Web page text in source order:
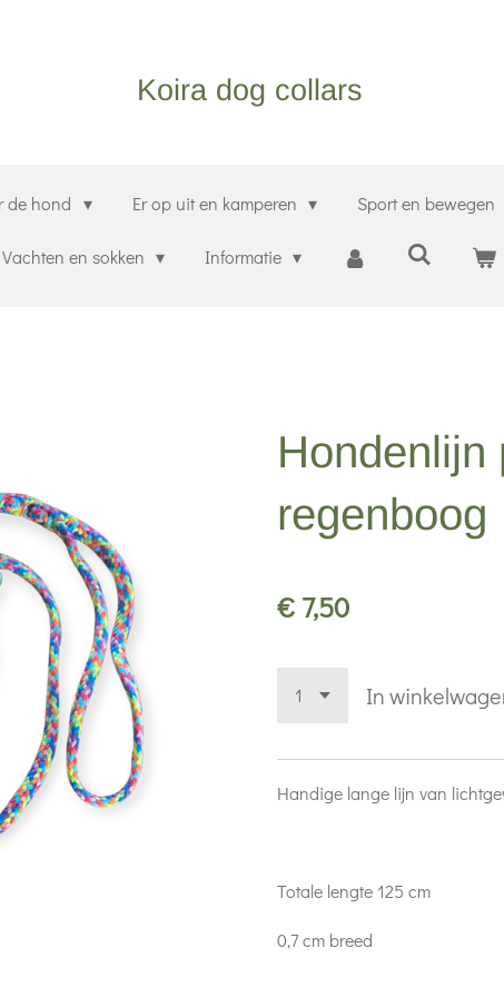
Koira dog collars
de hond Er op uit en kamperen Sport en bewegen
Vachten en sokken Informatie
Hondenlijn
regenboog
€ 7,50
In
Handige lange lijn van
Totale lengte 125 cm
0,7 cm breed